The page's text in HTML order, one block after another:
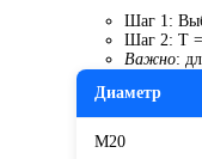
Шаг 1:
Шаг 2: T =
Важно:
Диаметр
M20